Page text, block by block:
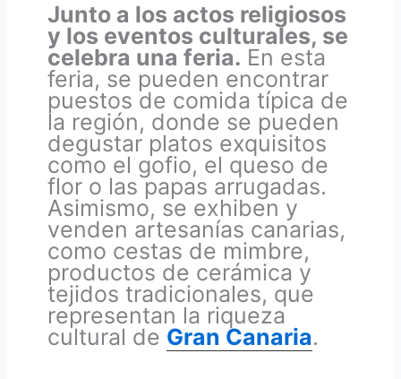
Junto a los actos religiosos
y los eventos culturales, se
celebra una feria. En esta
feria, se pueden encontrar
puestos de comida típica de
la región, donde se pueden
degustar platos exquisitos
como el gofio, el queso de
flor o las papas arrugadas.
Asimismo, se exhiben y
venden artesanías canarias,
como cestas de mimbre,
productos de cerámica y
tejidos tradicionales, que
representan la riqueza
cultural de Gran Canaria.